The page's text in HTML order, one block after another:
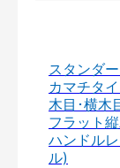
スタンダ
カマチタ
木目･横木
フラット
ハンドル
ル)